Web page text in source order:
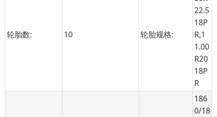
轮胎数: 10 轮胎规格:
22.5
18P
R,1
1.00
R20
18P
R
186
0/18